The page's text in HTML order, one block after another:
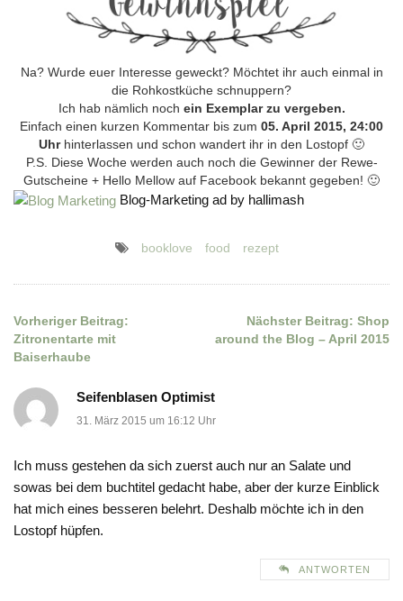
Na? Wurde euer Interesse geweckt? Möchtet ihr auch einmal in
die Rohkostküche schnuppern?
Ich hab nämlich noch ein Exemplar zu vergeben.
Einfach einen kurzen Kommentar bis zum 05. April 2015, 24:00
Uhr hinterlassen und schon wandert ihr in den Lostopf 🙂
P.S. Diese Woche werden auch noch die Gewinner der Rewe-
Gutscheine + Hello Mellow auf Facebook bekannt gegeben! 🙂
Blog-Marketing ad by hallimash
booklove food rezept
Beitragsnavigation
Vorheriger Beitrag:
Zitronentarte mit
Baiserhaube
Nächster Beitrag: Shop
around the Blog – April 2015
Seifenblasen Optimist
31. März 2015 um 16:12 Uhr
Ich muss gestehen da sich zuerst auch nur an Salate und
sowas bei dem buchtitel gedacht habe, aber der kurze Einblick
hat mich eines besseren belehrt. Deshalb möchte ich in den
Lostopf hüpfen.
ANTWORTEN